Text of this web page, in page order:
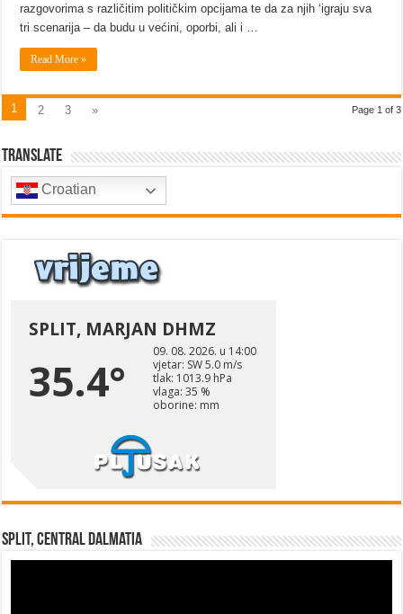
razgovorima s različitim političkim opcijama te da za njih ‘igraju sva
tri scenarija – da budu u većini, oporbi, ali i …
Read More »
Page 1 of 3
1 2 3 »
Translate
Croatian
Split, Central Dalmatia